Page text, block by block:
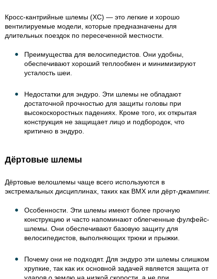
Кросс-кантрийные шлемы (XC) — это легкие и хорошо
вентилируемые модели, которые предназначены для
длительных поездок по пересеченной местности.
Преимущества для велосипедистов. Они удобны,
обеспечивают хороший теплообмен и минимизируют
усталость шеи.
Недостатки для эндуро. Эти шлемы не обладают
достаточной прочностью для защиты головы при
высокоскоростных падениях. Кроме того, их открытая
конструкция не защищает лицо и подбородок, что
критично в эндуро.
Дёртовые шлемы
Дёртовые велошлемы чаще всего используются в
экстремальных дисциплинах, таких как BMX или дёрт-джампинг.
Особенности. Эти шлемы имеют более прочную
конструкцию и часто напоминают облегченные фулфейс-
шлемы. Они обеспечивают базовую защиту для
велосипедистов, выполняющих трюки и прыжки.
Почему они не подходят. Для эндуро эти шлемы слишком
хрупкие, так как их основной задачей является защита от
ударов о землю на низкой скорости, а не при